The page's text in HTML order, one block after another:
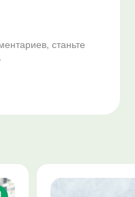
станьте